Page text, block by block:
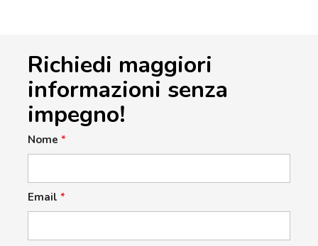
Richiedi maggiori
informazioni senza
impegno!
Nome *
Email *